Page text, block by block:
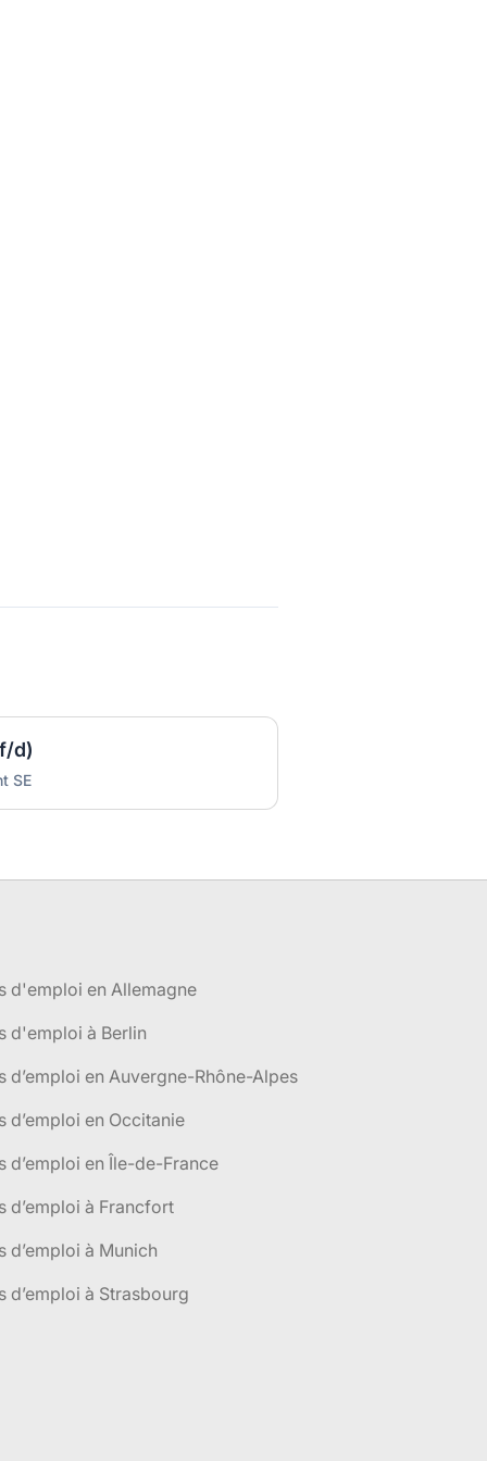
d)
SE
d'emploi en Allemagne
d'emploi à Berlin
d’emploi en Auvergne-Rhône-Alpes
d’emploi en Occitanie
d’emploi en Île-de-France
d’emploi à Francfort
d’emploi à Munich
d’emploi à Strasbourg